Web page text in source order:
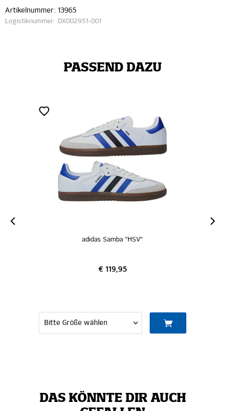
Artikelnummer: 13965
Logistiknummer: DX002951-001
PASSEND DAZU
adidas Samba "HSV"
€ 119,95
DAS KÖNNTE DIR AUCH